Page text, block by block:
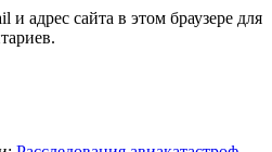
адрес сайта в этом браузере для